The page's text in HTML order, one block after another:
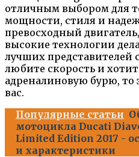
отличным выбором для
мощности, стиля и
превосходный
высокие технологии
лучших представителей
любите скорость и
адреналиновую бурю, то
вас.
Популярные статьи
мотоцикла Ducati
Limited Edition 2017 -
и характеристики